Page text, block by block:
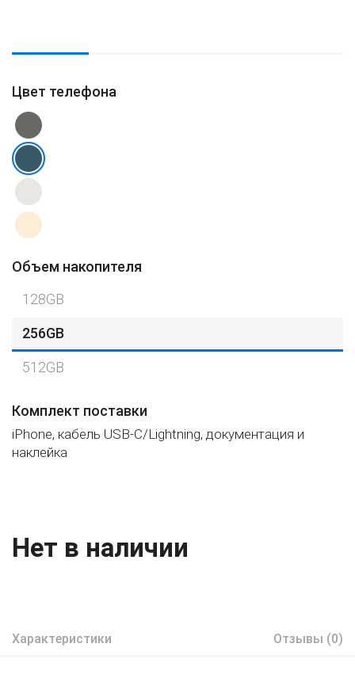
Цвет телефона
Объем накопителя
128GB
256GB
512GB
Комплект поставки
iPhone, кабель USB-C/Lightning, документация и
наклейка
Нет в наличии
Характеристики Отзывы (0)